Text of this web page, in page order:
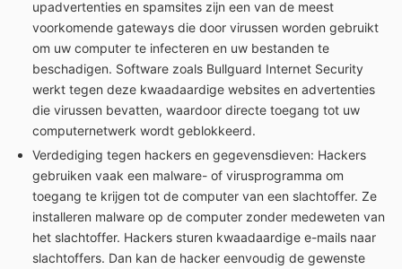
upadvertenties en spamsites zijn een van de meest
voorkomende gateways die door virussen worden gebruikt
om uw computer te infecteren en uw bestanden te
beschadigen. Software zoals Bullguard Internet Security
werkt tegen deze kwaadaardige websites en advertenties
die virussen bevatten, waardoor directe toegang tot uw
computernetwerk wordt geblokkeerd.
Verdediging tegen hackers en gegevensdieven: Hackers
gebruiken vaak een malware- of virusprogramma om
toegang te krijgen tot de computer van een slachtoffer. Ze
installeren malware op de computer zonder medeweten van
het slachtoffer. Hackers sturen kwaadaardige e-mails naar
slachtoffers. Dan kan de hacker eenvoudig de gewenste